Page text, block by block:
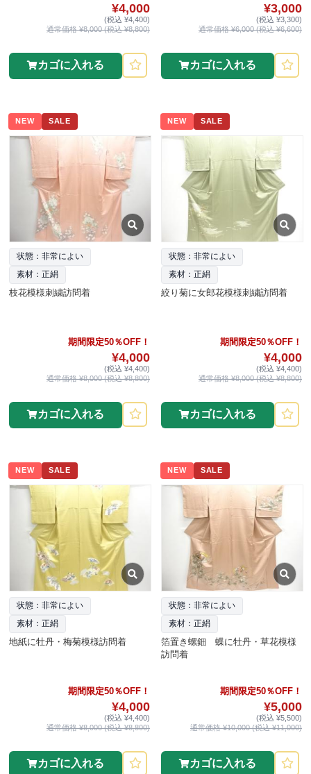
¥4,000
(税込 ¥4,400)
通常価格 ¥8,000 (税込 ¥8,800)
カゴに入れる
¥3,000
(税込 ¥3,300)
通常価格 ¥6,000 (税込 ¥6,600)
カゴに入れる
NEW SALE
状態：非常によい
素材：正絹
枝花模様刺繍訪問着
期間限定50％OFF！
¥4,000
(税込 ¥4,400)
通常価格 ¥8,000 (税込 ¥8,800)
カゴに入れる
NEW SALE
状態：非常によい
素材：正絹
絞り菊に女郎花模様刺繍訪問着
期間限定50％OFF！
¥4,000
(税込 ¥4,400)
通常価格 ¥8,000 (税込 ¥8,800)
カゴに入れる
NEW SALE
状態：非常によい
素材：正絹
地紙に牡丹・梅菊模様訪問着
期間限定50％OFF！
¥4,000
(税込 ¥4,400)
通常価格 ¥8,000 (税込 ¥8,800)
カゴに入れる
NEW SALE
状態：非常によい
素材：正絹
箔置き螺鈿 蝶に牡丹・草花模様
訪問着
期間限定50％OFF！
¥5,000
(税込 ¥5,500)
通常価格 ¥10,000 (税込 ¥11,000)
カゴに入れる